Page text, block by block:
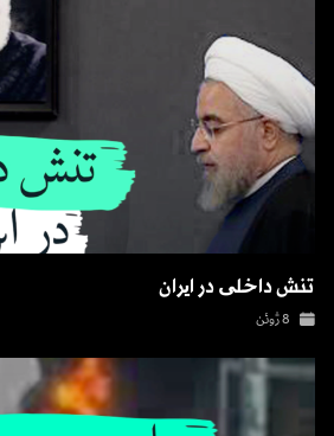
تنش داخلی در ایران
8 ژوئن